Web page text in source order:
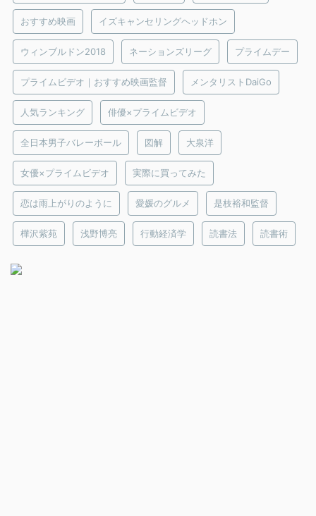
おすすめ映画 イズキャンセリングヘッドホン
ウィンブルドン2018 ネーションズリーグ プライムデー
プライムビデオ｜おすすめ映画監督 メンタリストDaiGo
人気ランキング 俳優×プライムビデオ
全日本男子バレーボール 図解 大泉洋
女優×プライムビデオ 実際に買ってみた
恋は雨上がりのように 愛媛のグルメ 是枝裕和監督
樺沢紫苑 浅野博亮 行動経済学 読書法 読書術